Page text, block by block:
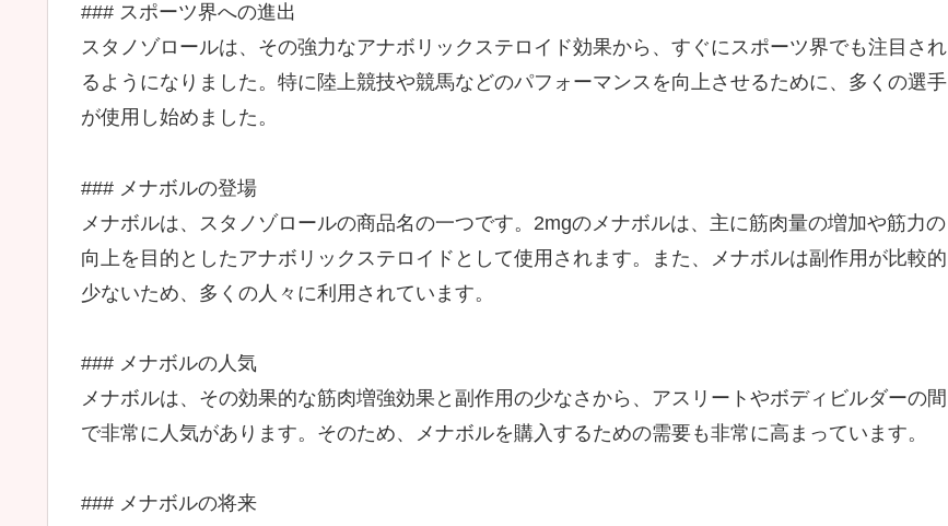
### スポーツ界への進出
スタノゾロールは、その強力なアナボリックステロイド効果から、すぐにスポーツ界でも注目され
るようになりました。特に陸上競技や競馬などのパフォーマンスを向上させるために、多くの選手
が使用し始めました。
### メナボルの登場
メナボルは、スタノゾロールの商品名の一つです。2mgのメナボルは、主に筋肉量の増加や筋力の
向上を目的としたアナボリックステロイドとして使用されます。また、メナボルは副作用が比較的
少ないため、多くの人々に利用されています。
### メナボルの人気
メナボルは、その効果的な筋肉増強効果と副作用の少なさから、アスリートやボディビルダーの間
で非常に人気があります。そのため、メナボルを購入するための需要も非常に高まっています。
### メナボルの将来